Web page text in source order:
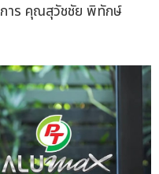
าร คุณสุวัชชัย พิทักษ์